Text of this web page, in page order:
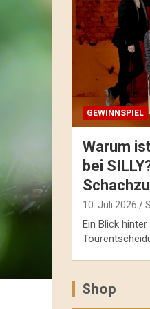
GEWINNSPIEL
Warum
bei
10. Juli 2026
Ein Blick
Shop